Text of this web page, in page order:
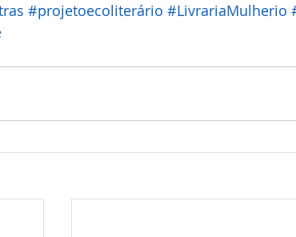
#projetoecoliterário #LivrariaMulherio